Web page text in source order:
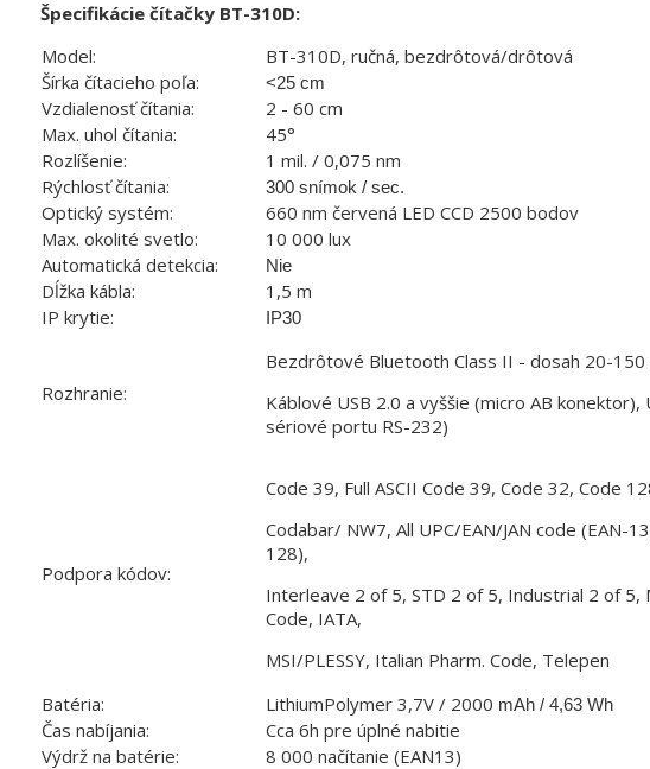
Špecifikácie čítačky BT-310D:
Model:
BT-310D, ručná, bezdrôtová/drôtová
Šírka čítacieho poľa:
<25 cm
Vzdialenosť čítania:
2 - 60 cm
Max. uhol čítania:
45°
Rozlíšenie:
1 mil. / 0,075 nm
Rýchlosť čítania:
300 snímok / sec.
Optický systém:
660 nm červená LED CCD 2500 bodov
Max. okolité svetlo:
10 000 lux
Automatická detekcia:
Nie
Dĺžka kábla:
1,5 m
IP krytie:
IP30
Rozhranie:
Bezdrôtové Bluetooth Class II - dosah 20-
Káblové USB 2.0 a vyššie (micro AB konektor),
sériové portu RS-232)
Podpora kódov:
Code 39, Full ASCII Code 39, Code 32, Code
Codabar/ NW7, All UPC/EAN/JAN code (EAN-
128),
Interleave 2 of 5, STD 2 of 5, Industrial 2 of 5,
Code, IATA,
MSI/PLESSY, Italian Pharm. Code, Telepen
Batéria:
LithiumPolymer 3,7V / 2000 mAh / 4,63 Wh
Čas nabíjania:
Cca 6h pre úplné nabitie
Výdrž na batérie:
8 000 načítanie (EAN13)